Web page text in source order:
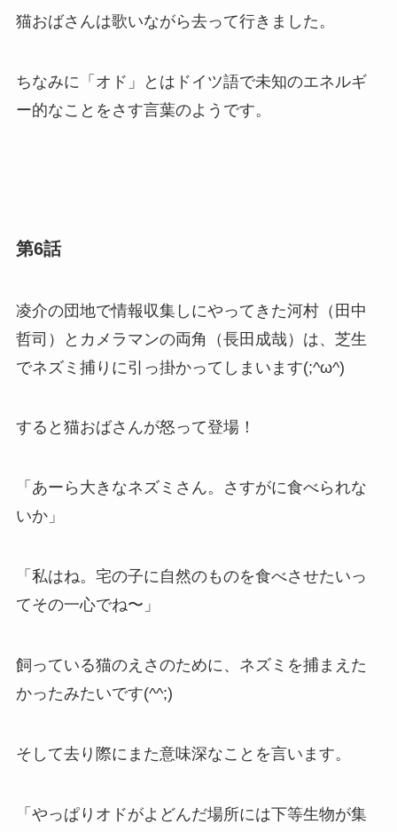
猫おばさんは歌いながら去って行きました。
ちなみに「オド」とはドイツ語で未知のエネルギ
ー的なことをさす言葉のようです。
第6話
凌介の団地で情報収集しにやってきた河村（田中
哲司）とカメラマンの両角（長田成哉）は、芝生
でネズミ捕りに引っ掛かってしまいます(;^ω^)
すると猫おばさんが怒って登場！
「あーら大きなネズミさん。さすがに食べられな
いか」
「私はね。宅の子に自然のものを食べさせたいっ
てその一心でね〜」
飼っている猫のえさのために、ネズミを捕まえた
かったみたいです(^^;)
そして去り際にまた意味深なことを言います。
「やっぱりオドがよどんだ場所には下等生物が集